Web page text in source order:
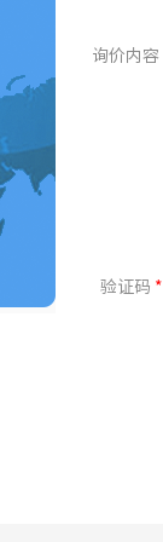
询价内容
验证码 *